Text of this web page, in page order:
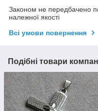
Законом не передбачено
належної якості
Всі умови повернення
Подібні товари